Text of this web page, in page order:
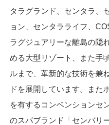
タラグランド、センタラ、
ョン、センタラライフ、
ラグジュアリーな離島の隠
める大型リゾート、また手
ルまで、革新的な技術を兼
ドを展開しています。また
を有するコンベンションセ
のスパブランド「センバリ